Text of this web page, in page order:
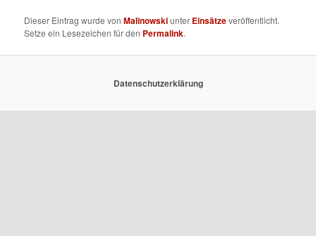
Dieser Eintrag wurde vonMalinowskiunter Einsätzeveröffentlicht.
Setze ein Lesezeichen für den Permalink.
Datenschutzerklärung